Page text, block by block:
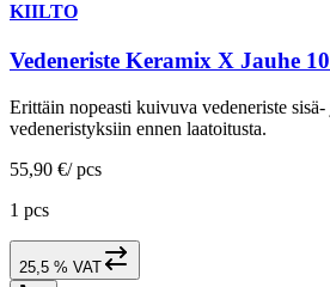
KIILTO
Vedeneriste Keramix X Jauhe
Erittäin nopeasti kuivuva vedeneriste
vedeneristyksiin ennen laatoitusta.
55,90 €/ pcs
1 pcs
25,5 % VAT